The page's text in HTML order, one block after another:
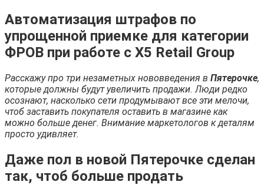
Автоматизация штрафов по
упрощенной приемке для категории
ФРОВ при работе с X5 Retail Group
Расскажу про три незаметных нововведения в Пятерочке,
которые должны будут увеличить продажи. Люди редко
осознают, насколько сети продумывают все эти мелочи,
чтоб заставить покупателя оставить в магазине как
можно больше денег. Внимание маркетологов к деталям
просто удивляет.
Даже пол в новой Пятерочке сделан
так, чтоб больше продать